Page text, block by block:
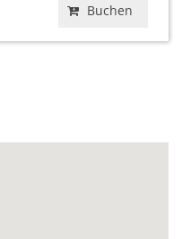
Buchen